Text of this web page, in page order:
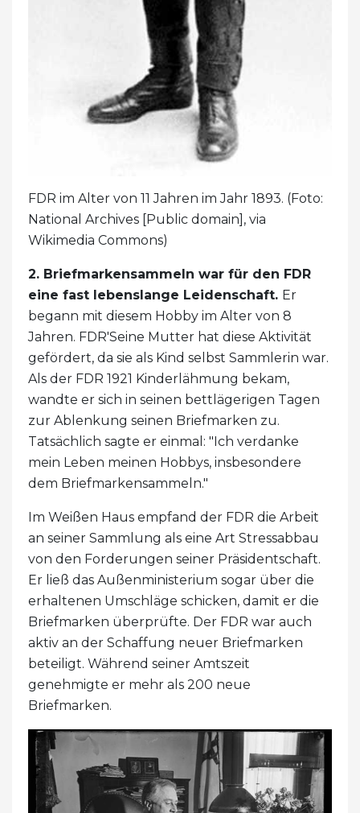
FDR im Alter von 11 Jahren im Jahr 1893. (Foto:
National Archives [Public domain], via
Wikimedia Commons)
2. Briefmarkensammeln war für den FDR
eine fast lebenslange Leidenschaft. Er
begann mit diesem Hobby im Alter von 8
Jahren. FDR'Seine Mutter hat diese Aktivität
gefördert, da sie als Kind selbst Sammlerin war.
Als der FDR 1921 Kinderlähmung bekam,
wandte er sich in seinen bettlägerigen Tagen
zur Ablenkung seinen Briefmarken zu.
Tatsächlich sagte er einmal: "Ich verdanke
mein Leben meinen Hobbys, insbesondere
dem Briefmarkensammeln."
Im Weißen Haus empfand der FDR die Arbeit
an seiner Sammlung als eine Art Stressabbau
von den Forderungen seiner Präsidentschaft.
Er ließ das Außenministerium sogar über die
erhaltenen Umschläge schicken, damit er die
Briefmarken überprüfte. Der FDR war auch
aktiv an der Schaffung neuer Briefmarken
beteiligt. Während seiner Amtszeit
genehmigte er mehr als 200 neue
Briefmarken.